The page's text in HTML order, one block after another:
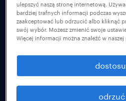
dla pracodawcy
poznaj nasze usługi
dlaczego randstad
centrum wiedzy
ulepszyć naszą stronę internetową.
bardziej trafnych informacji podczas
zaakceptować lub odrzucić albo kliknąć
swój wybór. Możesz zmienić swoje
Więcej informacji można znaleźć w
odrzuć